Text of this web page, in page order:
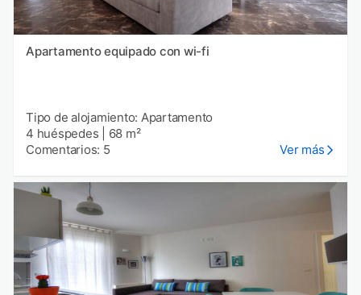
Apartamento equipado con wi-fi
Tipo de alojamiento: Apartamento
4 huéspedes
68 m²
Comentarios: 5
Ver más